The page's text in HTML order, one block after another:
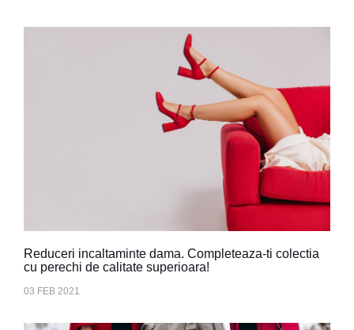
Reduceri incaltaminte dama. Completeaza-ti colectia
cu perechi de calitate superioara!
03 FEB 2021